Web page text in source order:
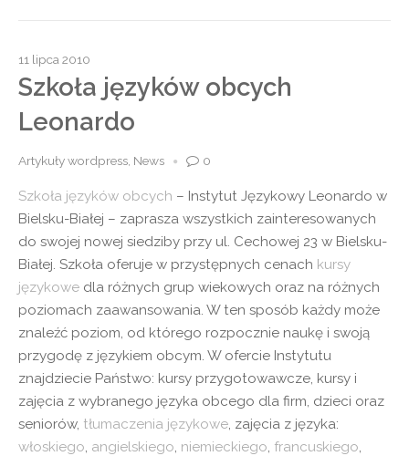
11 lipca 2010
Szkoła języków obcych
Leonardo
Artykuły wordpress, News 0
Szkoła języków obcych – Instytut Językowy Leonardo w
Bielsku-Białej – zaprasza wszystkich zainteresowanych
do swojej nowej siedziby przy ul. Cechowej 23 w Bielsku-
Białej. Szkoła oferuje w przystępnych cenach kursy
językowe dla różnych grup wiekowych oraz na różnych
poziomach zaawansowania. W ten sposób każdy może
znaleźć poziom, od którego rozpocznie naukę i swoją
przygodę z językiem obcym. W ofercie Instytutu
znajdziecie Państwo: kursy przygotowawcze, kursy i
zajęcia z wybranego języka obcego dla firm, dzieci oraz
seniorów, tłumaczenia językowe , zajęcia z języka:
włoskiego angielskiego niemieckiego francuskiego